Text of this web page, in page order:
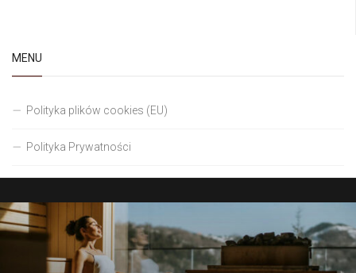
MENU
Polityka plików cookies (EU)
Polityka Prywatności